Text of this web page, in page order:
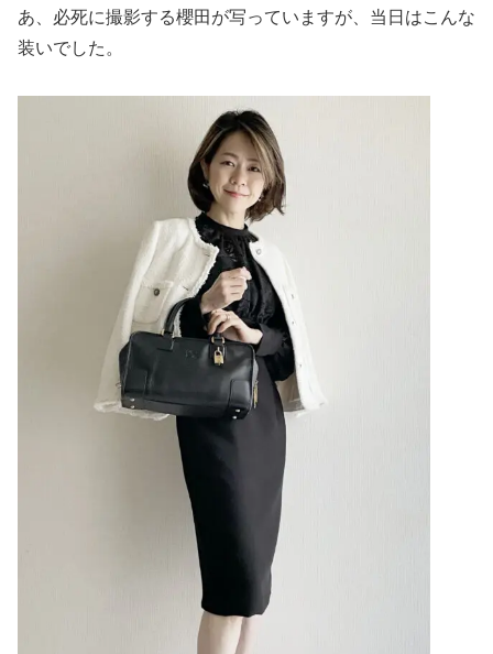
あ、必死に撮影する櫻田が写っていますが、当日はこんな
装いでした。